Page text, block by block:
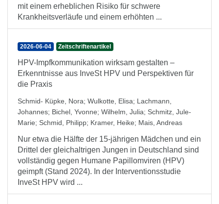
mit einem erheblichen Risiko für schwere
Krankheitsverläufe und einem erhöhten ...
2026-06-04 Zeitschriftenartikel
HPV-Impfkommunikation wirksam gestalten –
Erkenntnisse aus InveSt HPV und Perspektiven für
die Praxis
Schmid- Küpke, Nora; Wulkotte, Elisa; Lachmann,
Johannes; Bichel, Yvonne; Wilhelm, Julia; Schmitz, Jule-
Marie; Schmid, Philipp; Kramer, Heike; Mais, Andreas
Nur etwa die Hälfte der 15-jährigen Mädchen und ein
Drittel der gleichaltrigen Jungen in Deutschland sind
vollständig gegen Humane Papillomviren (HPV)
geimpft (Stand 2024). In der Interventionsstudie
InveSt HPV wird ...